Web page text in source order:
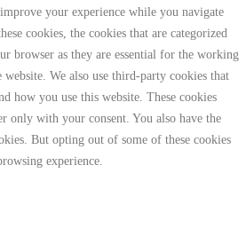
your experience while you navigate
cookies, the cookies that are categorized
browser as they are essential for the working
We also use third-party cookies that
how you use this website. These cookies
only with your consent. You also have the
But opting out of some of these cookies
experience.